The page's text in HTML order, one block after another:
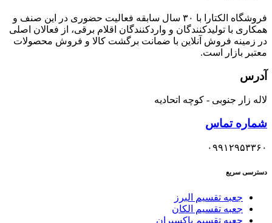
فروشگاه الکتارا با ۳۰ سال سابقه فعالیت حضوری در این صنف و
همکاری با تولیدکنندگان و واردکنندگان اقلام برقی، از فعالان اصلی
در زمینه فروش آنلاین با ضمانت برگشت کالا و فروش محصولات
معتبر بازار است.
آدرس
لاله زار جنوبی - کوچه اتحادیه
شماره تماس
۰۹۹۱۲۹۵۳۳۶۰
دسترسی سریع
جعبه تقسیم البرز
جعبه تقسیم الکان
جعبه تقسیم باکسیران